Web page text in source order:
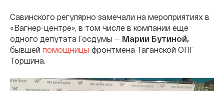
Савинского регулярно замечали на мероприятиях в
«Вагнер-центре», в том числе в компании еще
одного депутата Госдумы — Марии Бутиной,
бывшей помощницы фронтмена Таганской ОПГ
Торшина.